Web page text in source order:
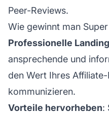
Peer-Reviews.
Wie gewinnt man
Professionelle
ansprechende und
den Wert Ihres
kommunizieren.
Vorteile hervorheben: